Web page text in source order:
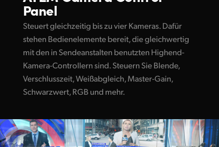
Panel
Steuert gleichzeitig bis zu vier Kameras. Dafür
stehen Bedienelemente bereit, die gleichwertig
mit den in Sendeanstalten benutzten Highend-
Kamera-Controllern sind. Steuern Sie Blende,
Verschlusszeit, Weißabgleich, Master-Gain,
Schwarzwert, RGB und mehr.